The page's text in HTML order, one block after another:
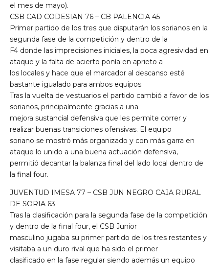
el mes de mayo).
CSB CAD CODESIAN 76 – CB PALENCIA 45
Primer partido de los tres que disputarán los sorianos en la
segunda fase de la competición y dentro de la
F4 donde las imprecisiones iniciales, la poca agresividad en
ataque y la falta de acierto ponía en aprieto a
los locales y hace que el marcador al descanso esté
bastante igualado para ambos equipos.
Tras la vuelta de vestuarios el partido cambió a favor de los
sorianos, principalmente gracias a una
mejora sustancial defensiva que les permite correr y
realizar buenas transiciones ofensivas. El equipo
soriano se mostró más organizado y con más garra en
ataque lo unido a una buena actuación defensiva,
permitió decantar la balanza final del lado local dentro de
la final four.
JUVENTUD IMESA 77 – CSB JUN NEGRO CAJA RURAL
DE SORIA 63
Tras la clasificación para la segunda fase de la competición
y dentro de la final four, el CSB Junior
masculino jugaba su primer partido de los tres restantes y
visitaba a un duro rival que ha sido el primer
clasificado en la fase regular siendo además un equipo